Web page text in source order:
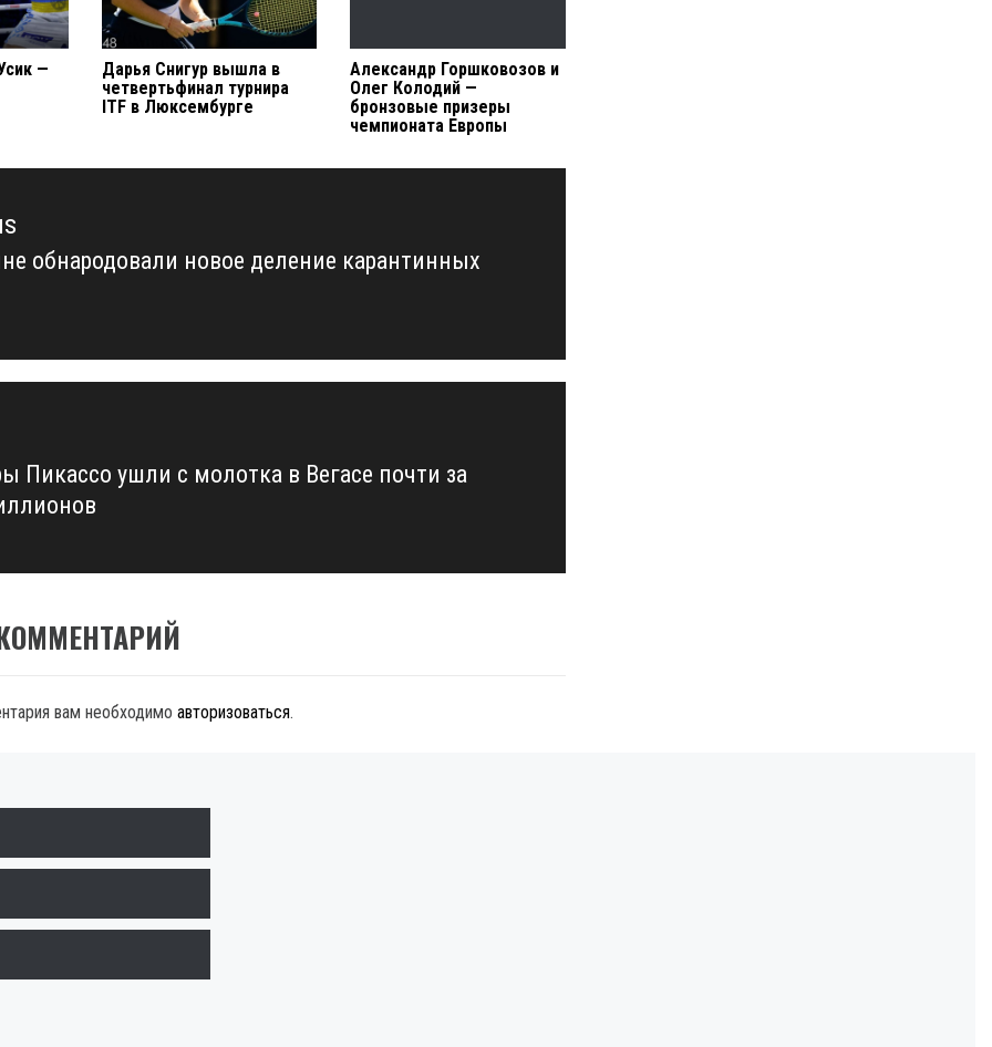
—
Дарья Снигур вышла в
четвертьфинал турнира
ITF в Люксембурге
Александр Горшковозов и
Олег Колодий —
бронзовые призеры
чемпионата Европы
обнародовали новое деление карантинных
Пикассо ушли с молотка в Вегасе почти за
вам необходимо авторизоваться.